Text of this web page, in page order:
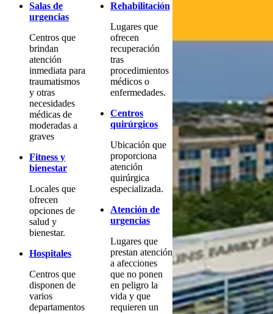
Salas de
urgencias
Centros que
brindan
atención
inmediata para
traumatismos
y otras
necesidades
médicas de
moderadas a
graves
Fitness y
bienestar
Locales que
ofrecen
opciones de
salud y
bienestar.
Hospitales
Centros que
disponen de
varios
departamentos
Rehabilitación
Lugares que
ofrecen
recuperación
tras
procedimientos
médicos o
enfermedades.
Centros
quirúrgicos
Ubicación que
proporciona
atención
quirúrgica
especializada.
Atención de
urgencias
Lugares que
prestan atención
a afecciones
que no ponen
en peligro la
vida y que
requieren un